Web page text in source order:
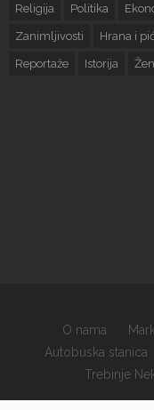
Religija Politika
Zanimljivosti Hrana i
Reportaže Istorija
O nama
Autobuska stanica
Trebinje